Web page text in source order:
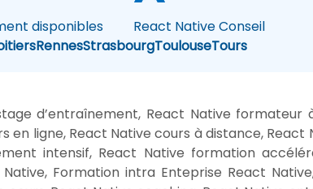
RennesStrasbourgToulouseTours
disponibles
React Native Conseil
d’entraînement, React Native formateur
ligne, React Native cours à distance, React
intensif, React Native formation
Formation intra Enteprise React